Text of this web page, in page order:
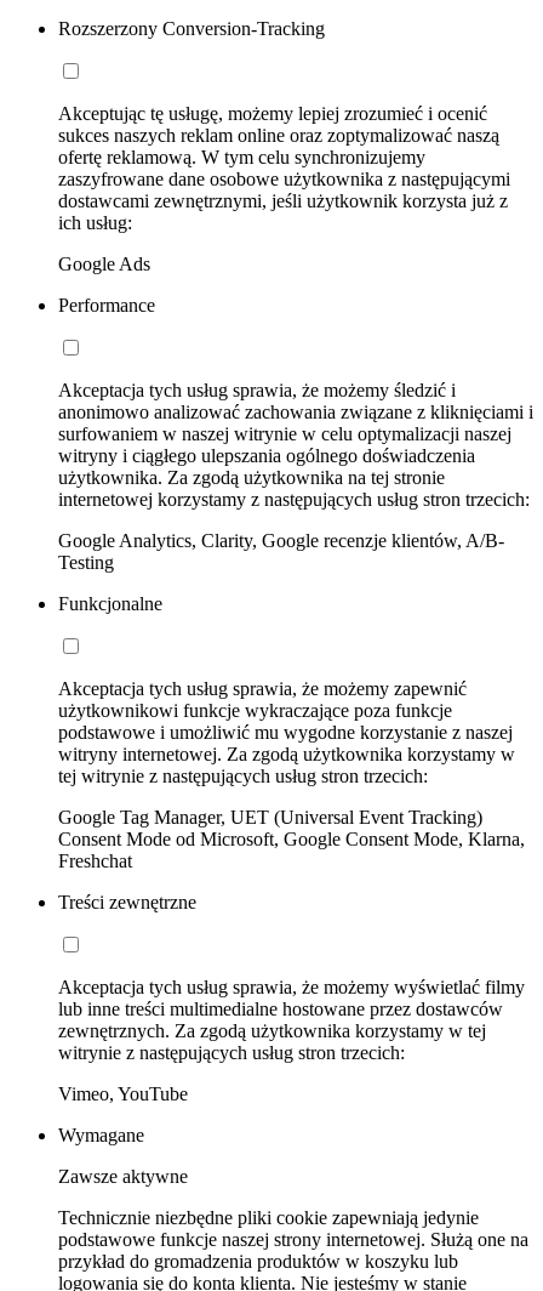
Rozszerzony Conversion-Tracking
Akceptując tę usługę, możemy lepiej zrozumieć i ocenić
sukces naszych reklam online oraz zoptymalizować naszą
ofertę reklamową. W tym celu synchronizujemy
zaszyfrowane dane osobowe użytkownika z następującymi
dostawcami zewnętrznymi, jeśli użytkownik korzysta już z
ich usług:
Google Ads
Performance
Akceptacja tych usług sprawia, że możemy śledzić i
anonimowo analizować zachowania związane z kliknięciami i
surfowaniem w naszej witrynie w celu optymalizacji naszej
witryny i ciągłego ulepszania ogólnego doświadczenia
użytkownika. Za zgodą użytkownika na tej stronie
internetowej korzystamy z następujących usług stron trzecich:
Google Analytics, Clarity, Google recenzje klientów, A/B-
Testing
Funkcjonalne
Akceptacja tych usług sprawia, że możemy zapewnić
użytkownikowi funkcje wykraczające poza funkcje
podstawowe i umożliwić mu wygodne korzystanie z naszej
witryny internetowej. Za zgodą użytkownika korzystamy w
tej witrynie z następujących usług stron trzecich:
Google Tag Manager, UET (Universal Event Tracking)
Consent Mode od Microsoft, Google Consent Mode, Klarna,
Freshchat
Treści zewnętrzne
Akceptacja tych usług sprawia, że możemy wyświetlać filmy
lub inne treści multimedialne hostowane przez dostawców
zewnętrznych. Za zgodą użytkownika korzystamy w tej
witrynie z następujących usług stron trzecich:
Vimeo, YouTube
Wymagane
Zawsze aktywne
Technicznie niezbędne pliki cookie zapewniają jedynie
podstawowe funkcje naszej strony internetowej. Służą one na
przykład do gromadzenia produktów w koszyku lub
logowania się do konta klienta. Nie jesteśmy w stanie